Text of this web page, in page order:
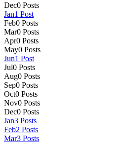
Dec0 Posts
Jan1 Post
Feb0 Posts
Mar0 Posts
Apr0 Posts
May0 Posts
Jun1 Post
Jul0 Posts
Aug0 Posts
Sep0 Posts
Oct0 Posts
Nov0 Posts
Dec0 Posts
Jan3 Posts
Feb2 Posts
Mar3 Posts